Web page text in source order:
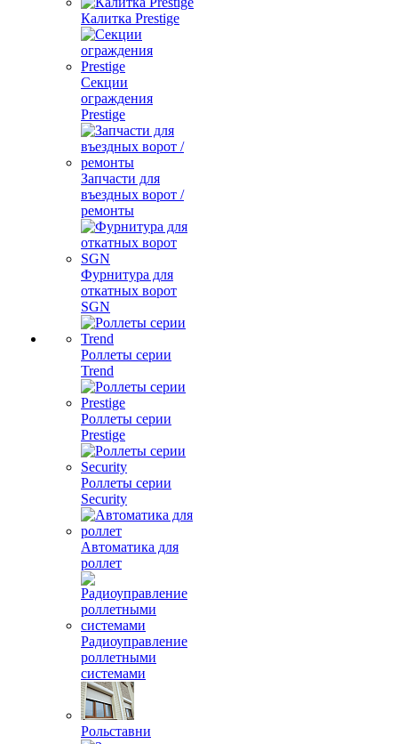
Калитка Prestige
Секции
ограждения
Prestige
Запчасти для
въездных ворот /
ремонты
Фурнитура для
откатных ворот
SGN
Роллеты серии
Trend
Роллеты серии
Prestige
Роллеты серии
Security
Автоматика для
роллет
Радиоуправление
роллетными
системами
Рольставни